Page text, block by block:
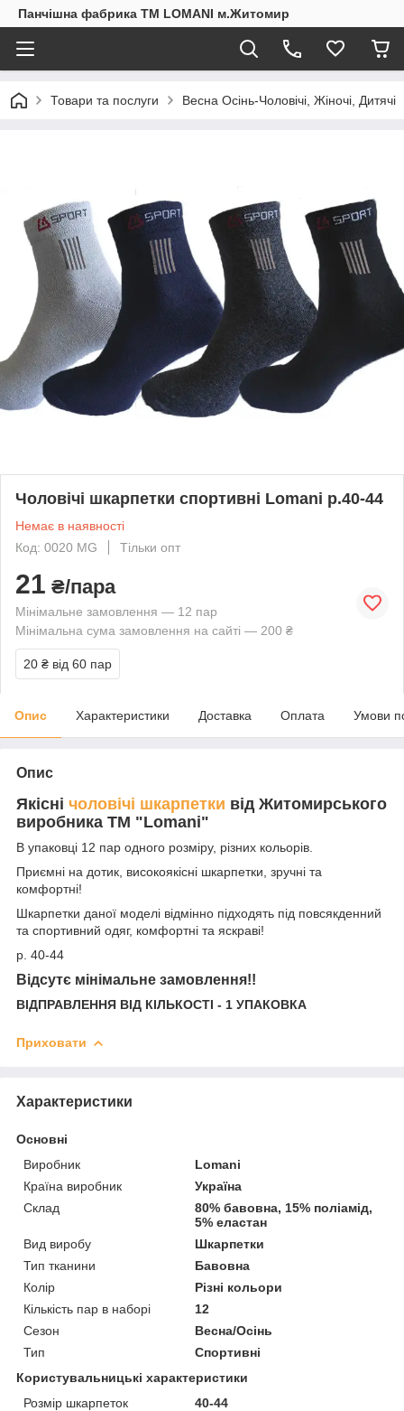
Панчішна фабрика ТМ LOMANI м.Житомир
Товари та послуги Весна Осінь-Чоловічі, Жіночі, Дитячі
Чоловічі шкарпетки спортивні Lomani р.40-44
Немає в наявності
Код: 0020 MG
Тільки опт
21 ₴/пара
Мінімальне замовлення — 12 пар
Мінімальна сума замовлення на сайті — 200 ₴
20 ₴ від 60 пар
Опис Характеристики Доставка Оплата Умови
Опис
Якісні чоловічі шкарпетки від Житомирського
виробника ТМ "Lomani"
В упаковці 12 пар одного розміру, різних кольорів.
Приємні на дотик, високоякісні шкарпетки, зручні та
комфортні!
Шкарпетки даної моделі відмінно підходять під повсякденний
та спортивний одяг, комфортні та яскраві!
р. 40-44
Відсутє мінімальне замовлення!!
ВІДПРАВЛЕННЯ ВІД КІЛЬКОСТІ - 1 УПАКОВКА
Приховати
Характеристики
Основні
Виробник
Lomani
Країна виробник
Україна
Склад
80% бавовна, 15% поліамід,
5% еластан
Вид виробу
Шкарпетки
Тип тканини
Бавовна
Колір
Різні кольори
Кількість пар в наборі
12
Сезон
Весна/Осінь
Тип
Спортивні
Користувальницькі характеристики
Розмір шкарпеток
40-44